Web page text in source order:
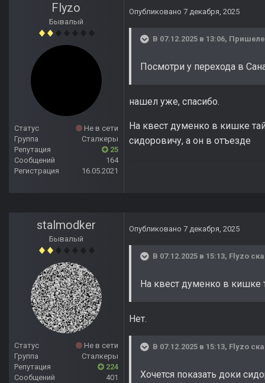
Flyzo
Бывалый
Статус
Не в сети
Группа
Сталкеры
Репутация
25
Сообщений
164
Регистрация
16.05.2021
Опубликовано 7 декабря, 2025
В 07.12.2025 в 13:06,
Посмотри у перехода в
нашел уже, спасибо.
На квест думенко в кишке
сидоровичу, а он в отъезде
stalmodker
Бывалый
Статус
Не в сети
Группа
Сталкеры
Репутация
224
Сообщений
401
Опубликовано 7 декабря, 2025
В 07.12.2025 в 15:13, Flyzo
На квест думенко в кишке
Нет.
В 07.12.2025 в 15:13, Flyzo
Хочется показать доки